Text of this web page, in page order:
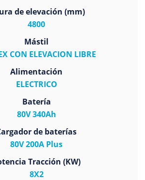
de elevación (mm)
4800
Mástil
CON ELEVACION LIBRE
Alimentación
ELECTRICO
Batería
80V 340Ah
de baterías
80V 200A Plus
Tracción (KW)
8X2